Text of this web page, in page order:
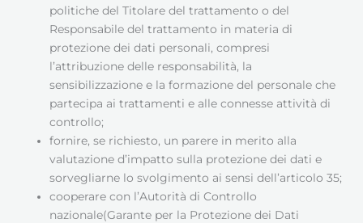
politiche del Titolare del trattamento o del
Responsabile del trattamento in materia di
protezione dei dati personali, compresi
l’attribuzione delle responsabilità, la
sensibilizzazione e la formazione del personale che
partecipa ai trattamenti e alle connesse attività di
controllo;
fornire, se richiesto, un parere in merito alla
valutazione d’impatto sulla protezione dei dati e
sorvegliarne lo svolgimento ai sensi dell’articolo 35;
cooperare con l’Autorità di Controllo
nazionale(Garante per la Protezione dei Dati